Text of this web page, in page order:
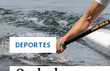
DEPORTES